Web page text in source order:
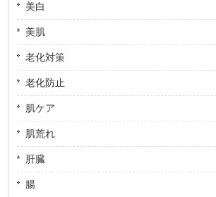
美白
美肌
老化対策
老化防止
肌ケア
肌荒れ
肝臓
腸